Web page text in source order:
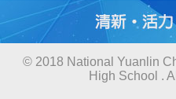
© 2018 National Yuanlin
High School .